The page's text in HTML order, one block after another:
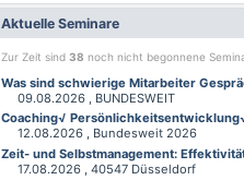
Aktuelle Seminare
Zur Zeit sind 38 noch nicht begonnene
Was sind schwierige Mitarbeiter
09.08.2026 , BUNDESWEIT
Coaching√
12.08.2026 , Bundesweit 2026
Zeit- und Selbstmanagement:
17.08.2026 , 40547 Düsseldorf